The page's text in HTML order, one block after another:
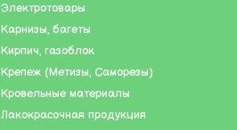
Электротовары
Карнизы, багеты
Кирпич, газоблок
Крепеж (Метизы, Саморезы)
Кровельные материалы
Лакокрасочная продукция